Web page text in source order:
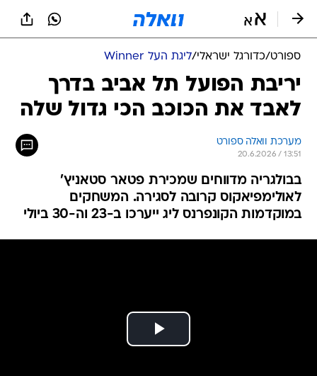
ספורט/כדורגל ישראלי/ליגת העל Winner
יריבת הפועל תל אביב בדרך
לאבד את הכוכב הכי גדול שלה
מערכת וואלה ספורט
20.6.2026 / 13:51
בבולגריה מדווחים שמכירת פטאר סטאניץ'
לאולימפיאקוס קרובה לסגירה. המשחקים
במוקדמות הקונפרנס ליג ייערכו ב-23 וה-30 ביולי